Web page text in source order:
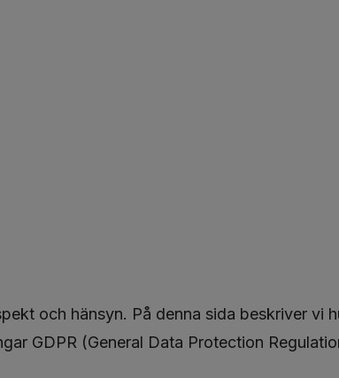
och hänsyn. På denna sida beskriver vi
GDPR (General Data Protection